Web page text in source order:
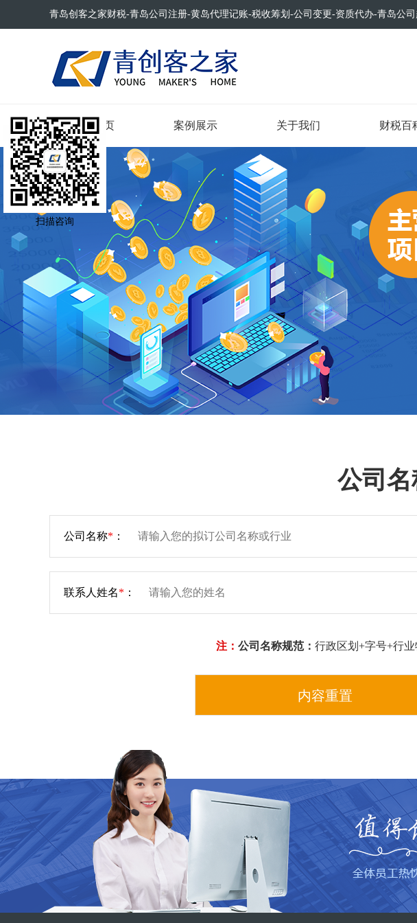
青岛创客之家财税-青岛公司注册-黄岛代理记账-税收筹划-公司变更-资质代办-青岛公
网站首页 案例展示 关于我们 财税百
公司名
公司名称* ：
联系人姓名* ：
注： 公司名称规范： 行政区划+字号+行
内容重置
扫描咨询